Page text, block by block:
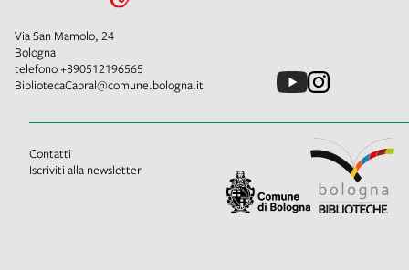
Via San Mamolo, 24
Bologna
telefono+390512196565
BibliotecaCabral@comune.bologna.it
Contatti
Iscriviti alla newsletter